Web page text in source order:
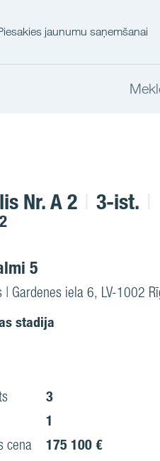
jaunumu saņemšanai
Nr. A 2
3-ist.
2
5
| Gardenes iela 6, LV-1002
stadija
3
1
cena
175 100 €